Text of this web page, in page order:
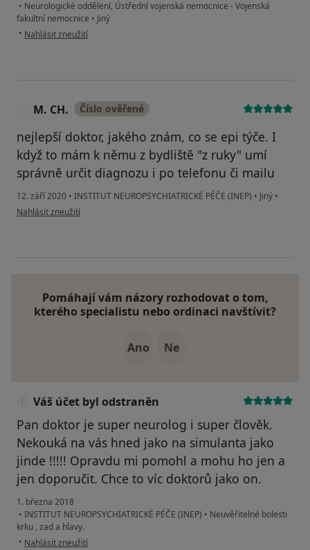
• Neurologické oddělení, Ústřední vojenská nemocnice - Vojenská
fakultní nemocnice • Jiný
• podle názoru uživatele Jaroslav S.
Nahlásit zneužití
M. CH. Číslo ověřené
nejlepší doktor, jakého znám, co se epi týče. I
když to mám k němu z bydliště "z ruky" umí
správně určit diagnozu i po telefonu či mailu
12. září 2020 • INSTITUT NEUROPSYCHIATRICKÉ PÉČE (INEP) • Jiný •
podle názoru uživatele M. CH.
Nahlásit zneužití
Pomáhají vám názory rozhodovat o tom,
kterého specialistu nebo ordinaci navštívit?
Ano Ne
Váš účet byl odstraněn
Pan doktor je super neurolog i super člověk.
Nekouká na vás hned jako na simulanta jako
jinde !!!!! Opravdu mi pomohl a mohu ho jen a
jen doporučit. Chce to víc doktorů jako on.
1. března 2018
• INSTITUT NEUROPSYCHIATRICKÉ PÉČE (INEP) • Neuvěřitelné bolesti
krku , zad a hlavy.
• podle názoru uživatele Váš účet byl odstraněn
Nahlásit zneužití